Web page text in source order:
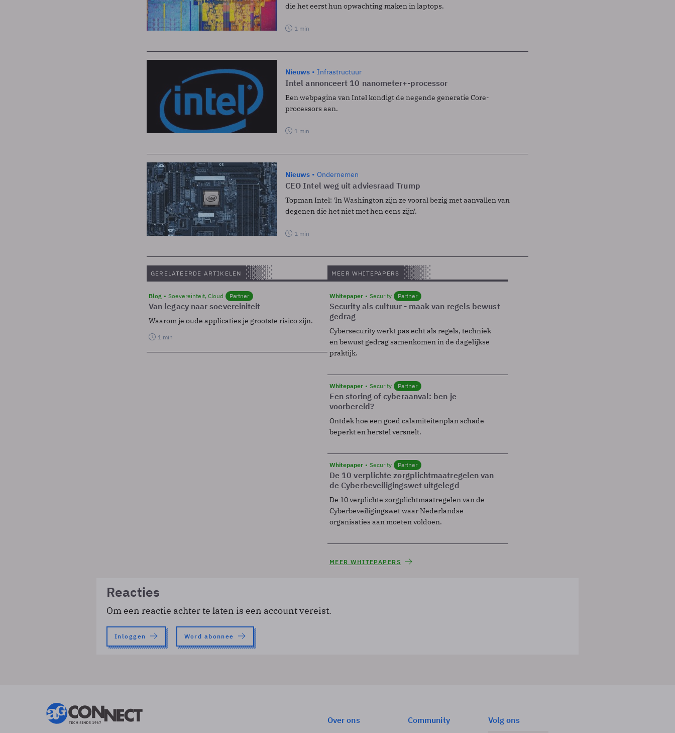
die het eerst hun opwachting maken in laptops.
1 min
Nieuws Infrastructuur
Intel annonceert 10 nanometer+-processor
Een webpagina van Intel kondigt de negende generatie Core-
processors aan.
1 min
Nieuws Ondernemen
CEO Intel weg uit adviesraad Trump
Topman Intel: 'In Washington zijn ze vooral bezig met aanvallen van
degenen die het niet met hen eens zijn'.
1 min
GERELATEERDE ARTIKELEN
Blog Soevereinteit, Cloud Partner
Van legacy naar soevereiniteit
Waarom je oude applicaties je grootste risico zijn.
1 min
MEER WHITEPAPERS
Whitepaper Security Partner
Security als cultuur - maak van regels bewust
gedrag
Cybersecurity werkt pas echt als regels, techniek
en bewust gedrag samenkomen in de dagelijkse
praktijk.
Whitepaper Security Partner
Een storing of cyberaanval: ben je
voorbereid?
Ontdek hoe een goed calamiteitenplan schade
beperkt en herstel versnelt.
Whitepaper Security Partner
De 10 verplichte zorgplichtmaatregelen van
de Cyberbeveiligingswet uitgelegd
De 10 verplichte zorgplichtmaatregelen van de
Cyberbeveiligingswet waar Nederlandse
organisaties aan moeten voldoen.
MEER WHITEPAPERS
Reacties
Om een reactie achter te laten is een account vereist.
Inloggen Word abonnee
Over ons Community Volg ons